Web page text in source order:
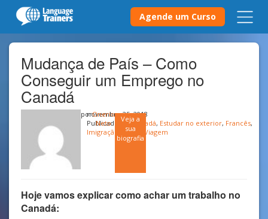
Agende um Curso
Mudança de País – Como
Conseguir um Emprego no
Canadá
porOnerio
Neto
Veja a
sua
biografia
novembro 25, 2018
Publicado emCanadá, Estudar no exterior, Francês,
Imigração
Inglês Viagem
Hoje vamos explicar como achar um trabalho no
Canadá: